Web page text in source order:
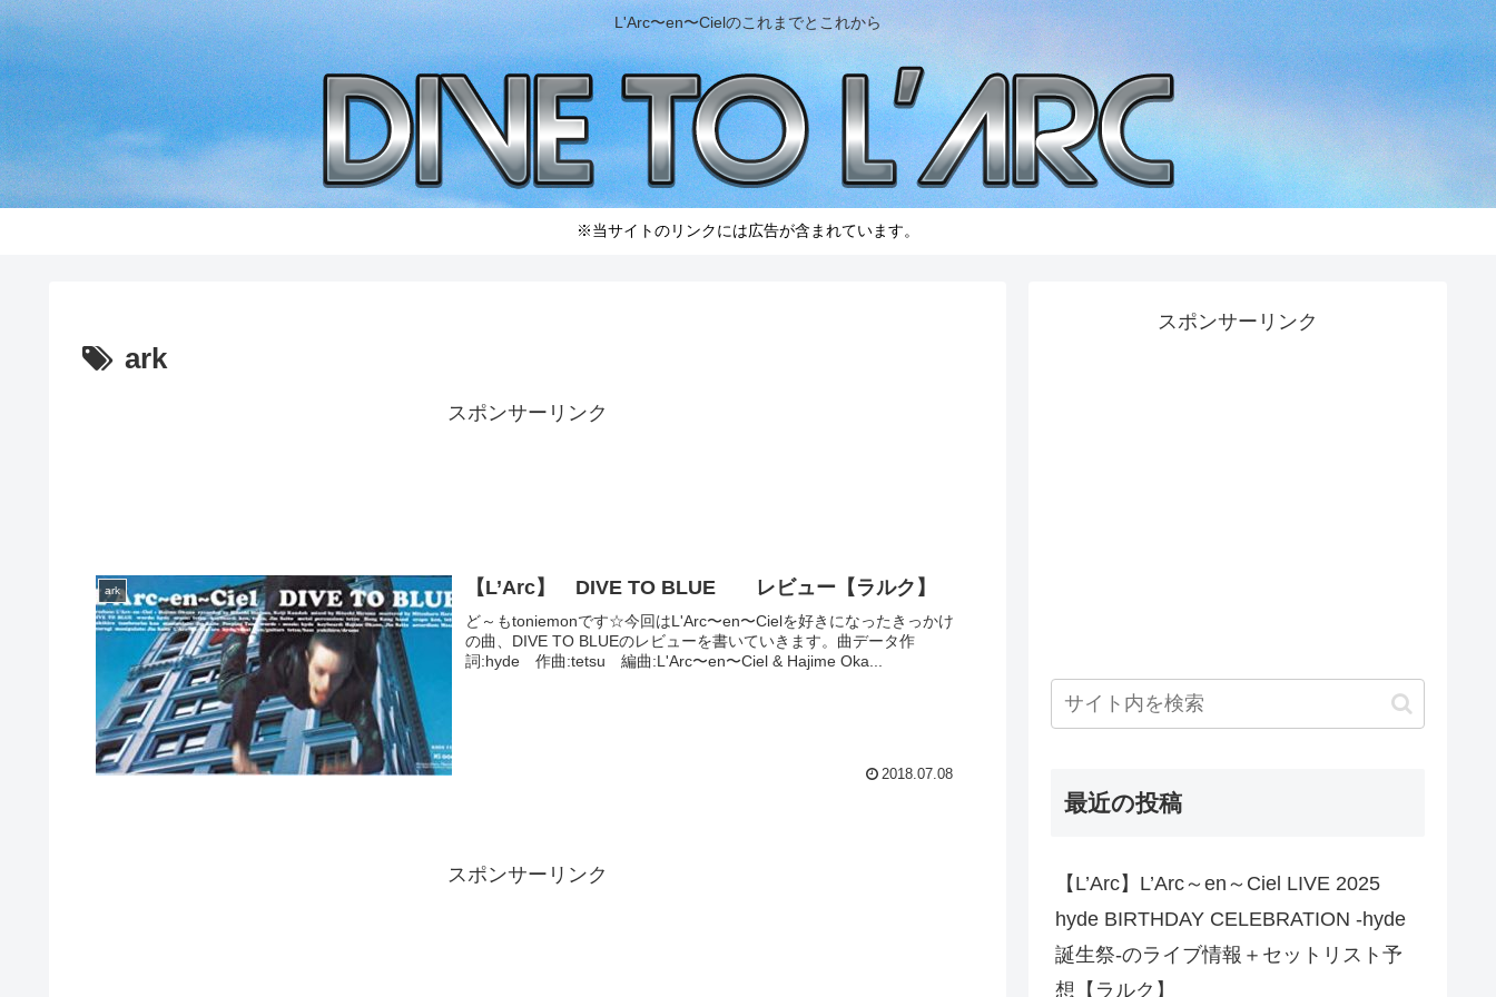
L'Arc〜en〜Cielのこれまでとこれから
※当サイトのリンクには広告が含まれています。
ark
スポンサーリンク
ark 【L’Arc】 DIVE TO BLUE レビュー【ラルク】
ど～もtoniemonです☆今回はL'Arc〜en〜Cielを好きになったきっかけ
の曲、DIVE TO BLUEのレビューを書いていきます。曲データ作
詞:hyde 作曲:tetsu 編曲:L'Arc〜en〜Ciel & Hajime Oka...
2018.07.08
スポンサーリンク
スポンサーリンク
最近の投稿
【L’Arc】L’Arc～en～Ciel LIVE 2025
hyde BIRTHDAY CELEBRATION -hyde
誕生祭-のライブ情報＋セットリスト予
想【ラルク】